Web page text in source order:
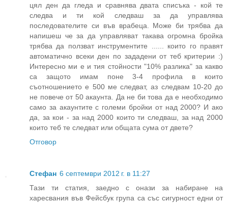
цял ден да гледа и сравнява двата списъка - кой те
следва и ти кой следваш за да управлява
последователите си във врабеца. Може би трябва да
напишеш че за да управляват такава огромна бройка
трябва да ползват инструментите ...... които го правят
автоматично всеки ден по зададени от теб критерии :)
Интересно ми е и тия стойности "10% разлика" за какво
са защото имам поне 3-4 профила в които
съотношението е 500 ме следват, аз следвам 10-20 до
не повече от 50 акаунта. Да не би това да е необходимо
само за акаунтите с големи бройки от над 2000? И ако
да, за кои - за над 2000 които ти следваш, за над 2000
които теб те следват или общата сума от двете?
Отговор
Стефан 6 септември 2012 г. в 11:27
Тази ти статия, заедно с онази за набиране на
харесвания във Фейсбук група са със сигурност едни от